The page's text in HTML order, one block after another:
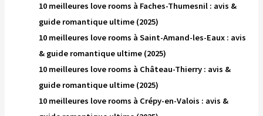
10 meilleures love rooms à Faches-Thumesnil : avis &
guide romantique ultime (2025)
10 meilleures love rooms à Saint-Amand-les-Eaux : avis
& guide romantique ultime (2025)
10 meilleures love rooms à Château-Thierry : avis &
guide romantique ultime (2025)
10 meilleures love rooms à Crépy-en-Valois : avis &